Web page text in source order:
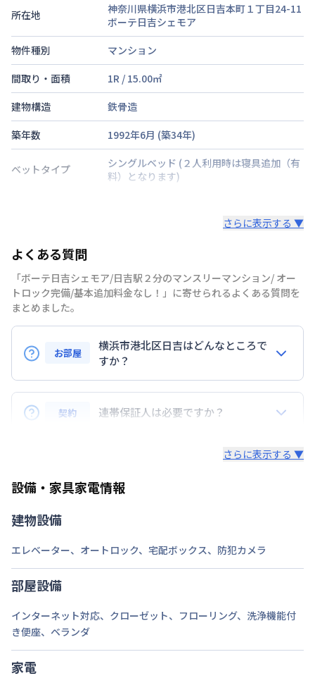
所在地
神奈川県横浜市港北区日吉本町１丁目24-11
ボーテ日吉シェモア
物件種別
マンション
間取り・面積
1R / 15.00㎡
建物構造
鉄骨造
築年数
1992年6月 (築34年)
ベットタイプ シングルベッド (２人利用時は寝具追加（有
料）となります)
部屋の向き
禁煙・喫煙
禁煙
交通
東急目黒線日吉駅徒歩2分
横浜市グリーンＬ日吉駅徒歩2 分
駐車場
物件前がコインパーキングです。近隣にもコインパーキング多数
さらに表示する ▼
よくある質問
「ボーテ日吉シェモア/日吉駅２分のマンスリーマンション/ オー
トロック完備/基本追加料金なし！」に寄せられるよくある質問を
まとめました。
お部屋
横浜市港北区日吉はどんなところで
すか？
東京渋谷と横浜を結ぶ東横線のほぼ中央に当たりどち
らに行くのも便利です。
日吉には慶応義塾大学があり、又慶応高校、日大高校
駅の西側は商店街がありデパート、コンビニ、レスト
とまってあり非常に便利です。
近さです。
契約 連帯保証人は必要ですか？
さらに表示する ▼
設備・家具家電情報
建物設備
エレベーター、 オートロック、 宅配ボックス、 防犯カメラ
部屋設備
インターネット対応、 クローゼット、 フローリング、 洗浄機能付
き便座、 ベランダ
家電